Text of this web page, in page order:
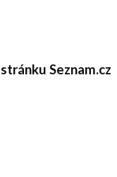
Seznam.cz